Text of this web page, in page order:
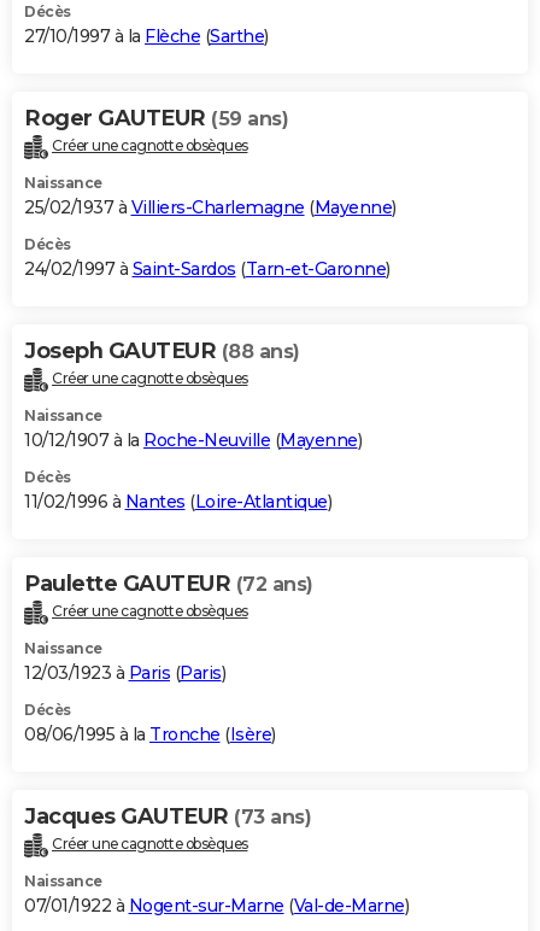
Décès
27/10/1997 à la Flèche (Sarthe)
Roger GAUTEUR (59 ans)
Créer une cagnotte obsèques
Naissance
25/02/1937 à Villiers-Charlemagne (Mayenne)
Décès
24/02/1997 à Saint-Sardos (Tarn-et-Garonne)
Joseph GAUTEUR (88 ans)
Créer une cagnotte obsèques
Naissance
10/12/1907 à la Roche-Neuville (Mayenne)
Décès
11/02/1996 à Nantes (Loire-Atlantique)
Paulette GAUTEUR (72 ans)
Créer une cagnotte obsèques
Naissance
12/03/1923 à Paris (Paris)
Décès
08/06/1995 à la Tronche (Isère)
Jacques GAUTEUR (73 ans)
Créer une cagnotte obsèques
Naissance
07/01/1922 à Nogent-sur-Marne (Val-de-Marne)